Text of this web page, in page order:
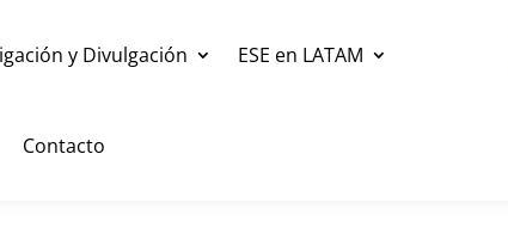
y Divulgación ESE en LATAM
Contacto